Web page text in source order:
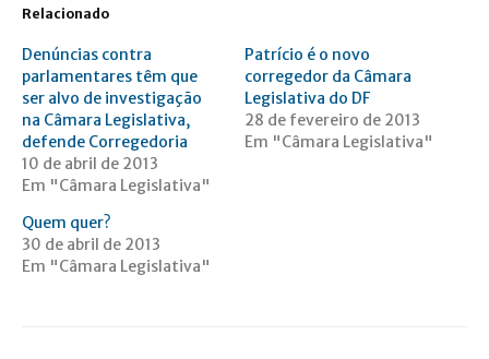
Relacionado
Denúncias contra
parlamentares têm que
ser alvo de investigação
na Câmara Legislativa,
defende Corregedoria
10 de abril de 2013
Em "Câmara Legislativa"
Patrício é o novo
corregedor da Câmara
Legislativa do DF
28 de fevereiro de 2013
Em "Câmara Legislativa"
Quem quer?
30 de abril de 2013
Em "Câmara Legislativa"